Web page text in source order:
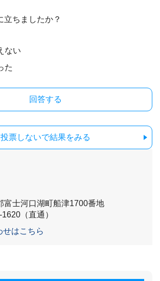
立ちましたか？
ない
た
投票しないで結果をみる
富士河口湖町船津1700番地
（直通）
せはこちら